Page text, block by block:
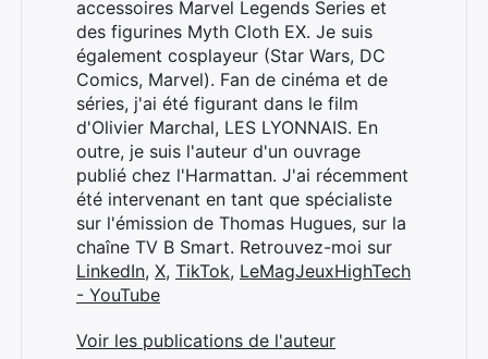
accessoires Marvel Legends Series et
des figurines Myth Cloth EX. Je suis
également cosplayeur (Star Wars, DC
Comics, Marvel). Fan de cinéma et de
séries, j'ai été figurant dans le film
d'Olivier Marchal, LES LYONNAIS. En
outre, je suis l'auteur d'un ouvrage
publié chez l'Harmattan. J'ai récemment
été intervenant en tant que spécialiste
sur l'émission de Thomas Hugues, sur la
chaîne TV B Smart. Retrouvez-moi sur
LinkedIn, X, TikTok, LeMagJeuxHighTech
- YouTube
Voir les publications de l'auteur